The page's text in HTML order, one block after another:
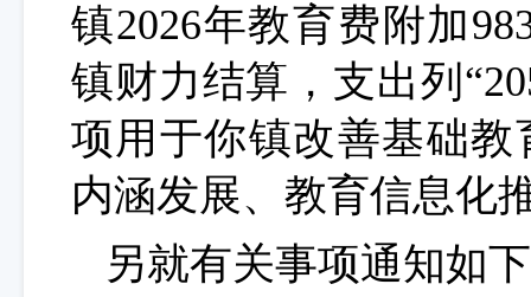
镇2026年教育费附加
镇财力结算，支出列“
项用于你镇改善基础
内涵发展、教育信息化
另就有关事项通知如